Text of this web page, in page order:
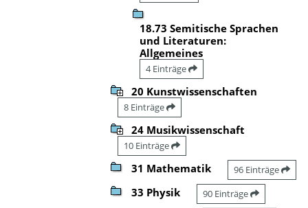
18.73 Semitische Sprachen
und Literaturen:
Allgemeines
4 Einträge
20 Kunstwissenschaften
8 Einträge
24 Musikwissenschaft
10 Einträge
31 Mathematik 96 Einträge
33 Physik 90 Einträge